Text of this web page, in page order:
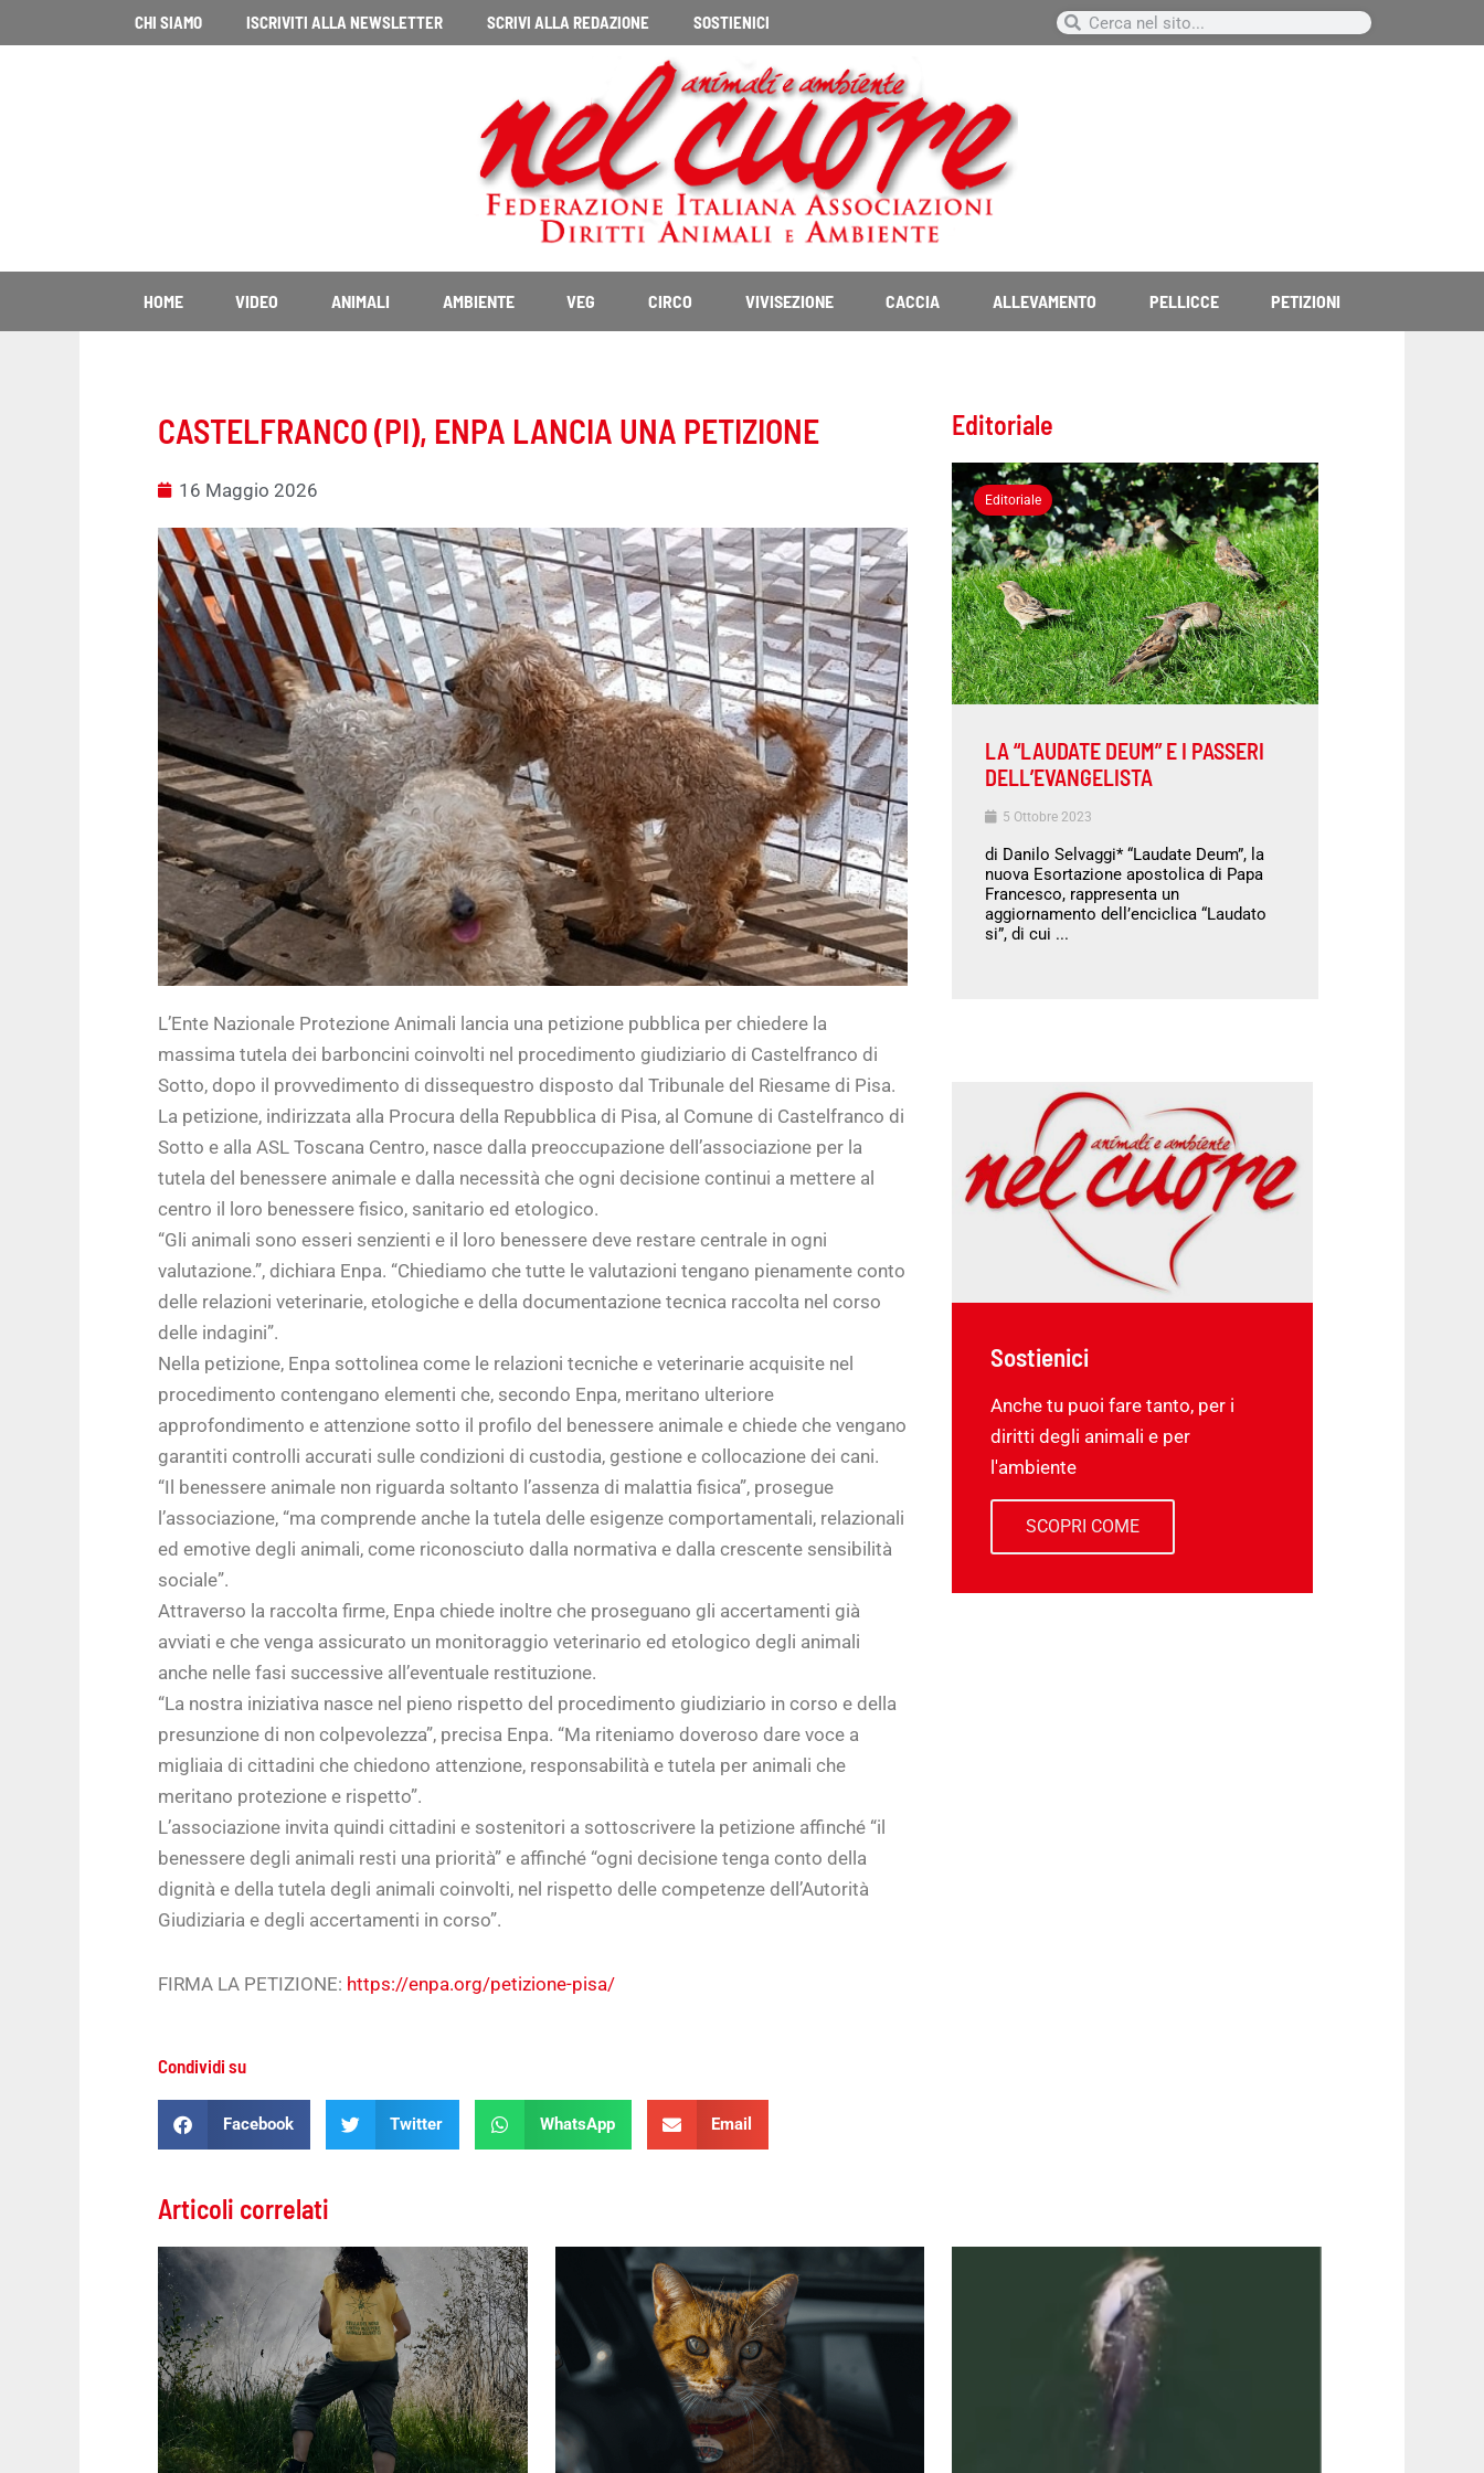
al
CHI SIAMO ISCRIVITI ALLA NEWSLETTER SCRIVI ALLA REDAZIONE SOSTIENICI Cerca
Cerca
HOME VIDEO ANIMALI AMBIENTE VEG CIRCO VIVISEZIONE CACCIA ALLEVAMENTO PELLICCE PETIZIONI
CASTELFRANCO (PI), ENPA LANCIA UNA PETIZIONE
16 Maggio 2026
L’Ente Nazionale Protezione Animali lancia una petizione pubblica per chiedere la
massima tutela dei barboncini coinvolti nel procedimento giudiziario di Castelfranco di
Sotto, dopo il provvedimento di dissequestro disposto dal Tribunale del Riesame di Pisa.
La petizione, indirizzata alla Procura della Repubblica di Pisa, al Comune di Castelfranco di
Sotto e alla ASL Toscana Centro, nasce dalla preoccupazione dell’associazione per la
tutela del benessere animale e dalla necessità che ogni decisione continui a mettere al
centro il loro benessere fisico, sanitario ed etologico.
“Gli animali sono esseri senzienti e il loro benessere deve restare centrale in ogni
valutazione.”, dichiara Enpa. “Chiediamo che tutte le valutazioni tengano pienamente conto
delle relazioni veterinarie, etologiche e della documentazione tecnica raccolta nel corso
delle indagini”.
Nella petizione, Enpa sottolinea come le relazioni tecniche e veterinarie acquisite nel
procedimento contengano elementi che, secondo Enpa, meritano ulteriore
approfondimento e attenzione sotto il profilo del benessere animale e chiede che vengano
garantiti controlli accurati sulle condizioni di custodia, gestione e collocazione dei cani.
“Il benessere animale non riguarda soltanto l’assenza di malattia fisica”, prosegue
l’associazione, “ma comprende anche la tutela delle esigenze comportamentali, relazionali
ed emotive degli animali, come riconosciuto dalla normativa e dalla crescente sensibilità
sociale”.
Attraverso la raccolta firme, Enpa chiede inoltre che proseguano gli accertamenti già
avviati e che venga assicurato un monitoraggio veterinario ed etologico degli animali
anche nelle fasi successive all’eventuale restituzione.
“La nostra iniziativa nasce nel pieno rispetto del procedimento giudiziario in corso e della
presunzione di non colpevolezza”, precisa Enpa. “Ma riteniamo doveroso dare voce a
migliaia di cittadini che chiedono attenzione, responsabilità e tutela per animali che
meritano protezione e rispetto”.
L’associazione invita quindi cittadini e sostenitori a sottoscrivere la petizione affinché “il
benessere degli animali resti una priorità” e affinché “ogni decisione tenga conto della
dignità e della tutela degli animali coinvolti, nel rispetto delle competenze dell’Autorità
Giudiziaria e degli accertamenti in corso”.
FIRMA LA PETIZIONE: https://enpa.org/petizione-pisa/
Condividi su
Facebook Twitter WhatsApp Email
Editoriale
Editoriale
LA “LAUDATE DEUM” E I PASSERI
DELL’EVANGELISTA
5 Ottobre 2023
di Danilo Selvaggi* “Laudate Deum”, la
nuova Esortazione apostolica di Papa
Francesco, rappresenta un
aggiornamento dell’enciclica “Laudato
si”, di cui ...
Sostienici
Anche tu puoi fare tanto, per i
diritti degli animali e per
l'ambiente
SCOPRI COME
Articoli correlati